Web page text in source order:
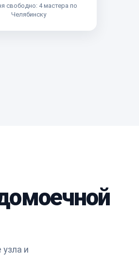
свободно: 4 мастера по
Челябинску
и